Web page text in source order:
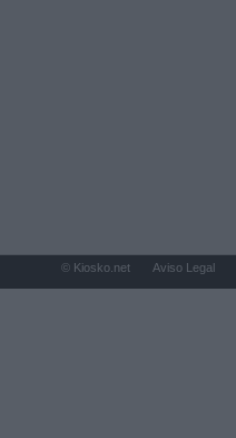
© Kiosko.net Aviso Legal